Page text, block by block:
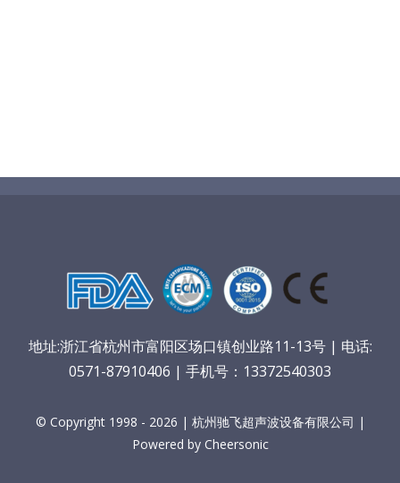
地址:浙江省杭州市富阳区场口镇创业路11-13号 | 电话:
0571-87910406 | 手机号：13372540303
© Copyright 1998 - 2026 | 杭州驰飞超声波设备有限公司 |
Powered by Cheersonic